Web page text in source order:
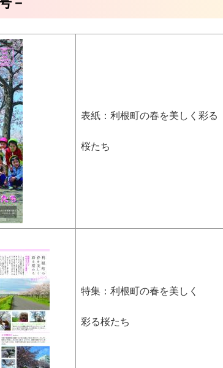
表紙：利根町の春を美しく彩る
桜たち
特集：利根町の春を美しく
彩る桜たち